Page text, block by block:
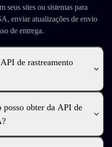
seus sites ou sistemas para
enviar atualizações de envio
de entrega.
de rastreamento
posso obter da API de